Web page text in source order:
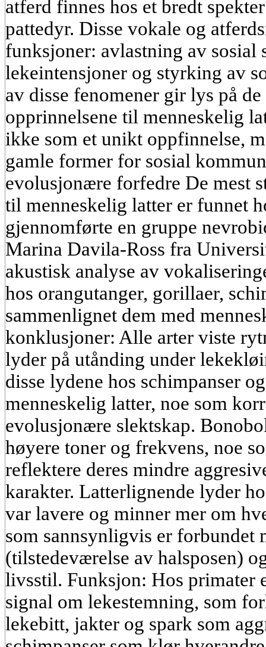
atferd finnes hos et bredt
pattedyr. Disse vokale og
funksjoner: avlastning av sosial
lekeintensjoner og styrking av
av disse fenomener gir lys på
opprinnelsene til menneskelig
ikke som et unikt oppfinnelse,
gamle former for sosial
evolusjonære forfedre De mest
til menneskelig latter er funnet
gjennomførte en gruppe
Marina Davila-Ross fra
akustisk analyse av
hos orangutanger, gorillaer,
sammenlignet dem med
konklusjoner: Alle arter viste
lyder på utånding under
disse lydene hos schimpanser
menneskelig latter, noe som
evolusjonære slektskap.
høyere toner og frekvens, noe
reflektere deres mindre
karakter. Latterlignende lyder
var lavere og minner mer om
som sannsynligvis er forbundet
(tilstedeværelse av halsposen)
livsstil. Funksjon: Hos primater
signal om lekestemning, som
lekebitt, jakter og spark som